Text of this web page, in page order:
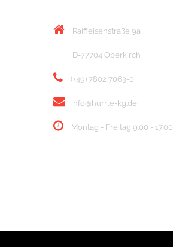
Raiffeisenstraße 9a
D-77704 Oberkirch
(+49) 7802 7063-0
info@hurrle-kg.de
Montag - Freitag 9.00 - 17.00